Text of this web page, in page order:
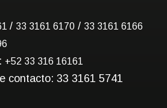
/ 33 3161 6170 / 33 3161 6166
+52 33 316 16161
contacto: 33 3161 5741